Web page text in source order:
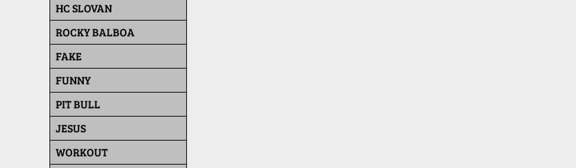
HC SLOVAN
ROCKY BALBOA
FAKE
FUNNY
PIT BULL
JESUS
WORKOUT